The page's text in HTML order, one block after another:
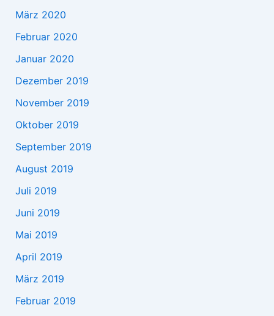
März 2020
Februar 2020
Januar 2020
Dezember 2019
November 2019
Oktober 2019
September 2019
August 2019
Juli 2019
Juni 2019
Mai 2019
April 2019
März 2019
Februar 2019